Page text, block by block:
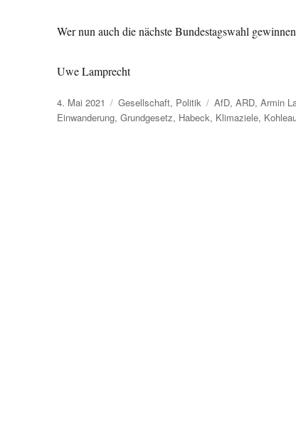
Wer nun auch die nächste Bundestagswahl
Uwe Lamprecht
Veröffentlicht
am
4. Mai 2021 Kategorien
Gesellschaft, Politik Schlagwörter
AfD,ARD,Armin
Einwanderung,Grundgesetz, Habeck, Klimaziele,